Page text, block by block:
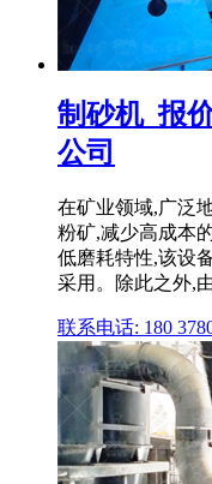
制砂机_报
公司
在矿业领域,广泛
粉矿,减少高成本
低磨耗特性,该设
采用。除此之外,
联系电话: 180